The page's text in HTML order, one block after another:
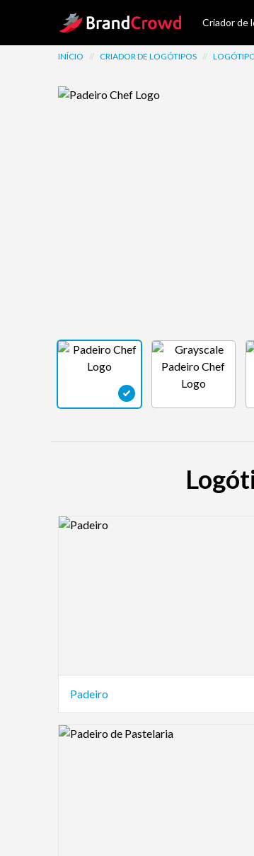
Site Logo Criador de
INÍCIO // CRIADOR DE LOGÓTIPOS //
Logo Preview Image
Padeiro
Logo Preview Image